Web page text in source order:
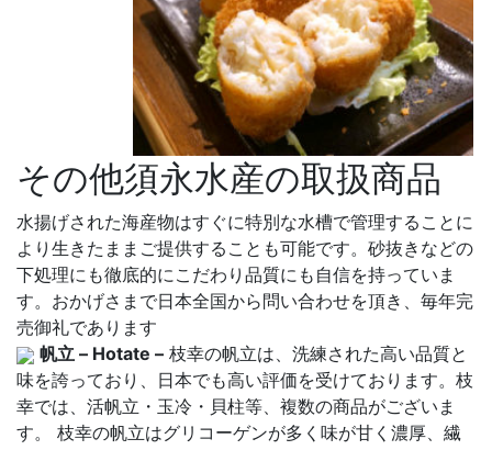
その他須永水産の取扱商品
水揚げされた海産物はすぐに特別な水槽で管理することに
より生きたままご提供することも可能です。砂抜きなどの
下処理にも徹底的にこだわり品質にも自信を持っていま
す。おかげさまで日本全国から問い合わせを頂き、毎年完
売御礼であります
帆立 – Hotate – 枝幸の帆立は、洗練された高い品質と
味を誇っており、日本でも高い評価を受けております。枝
幸では、活帆立・玉冷・貝柱等、複数の商品がございま
す。 枝幸の帆立はグリコーゲンが多く味が甘く濃厚、繊